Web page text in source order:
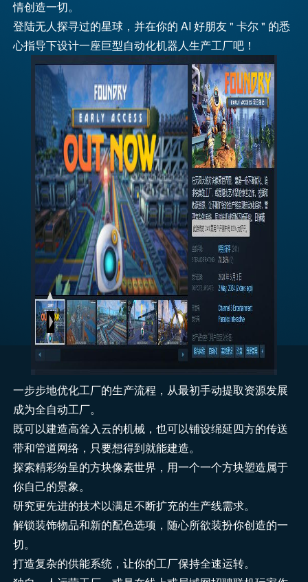
情创造一切。
登陆无人探寻过的星球，并在你的 AI 好朋友 " 卡尔 " 的悉
心指导下设计一座巨型自动化机器人生产工厂吧！
一步步地优化工厂的生产流程，从最初手动提取资源发展
成为全自动工厂。
既可以建造高耸入云的机械，也可以铺设绵延四方的传送
带和管道网络，只要想得到就能建造。
探索精彩纷呈的方块像素世界，用一个一个方块塑造属于
你自己的景象。
研究更先进的技术以满足不断扩充的生产线需求。
解锁装饰物品和新的配色选项，随心所欲装扮你创造的一
切。
打造复杂的供能系统，让你的工厂保持全速运转。